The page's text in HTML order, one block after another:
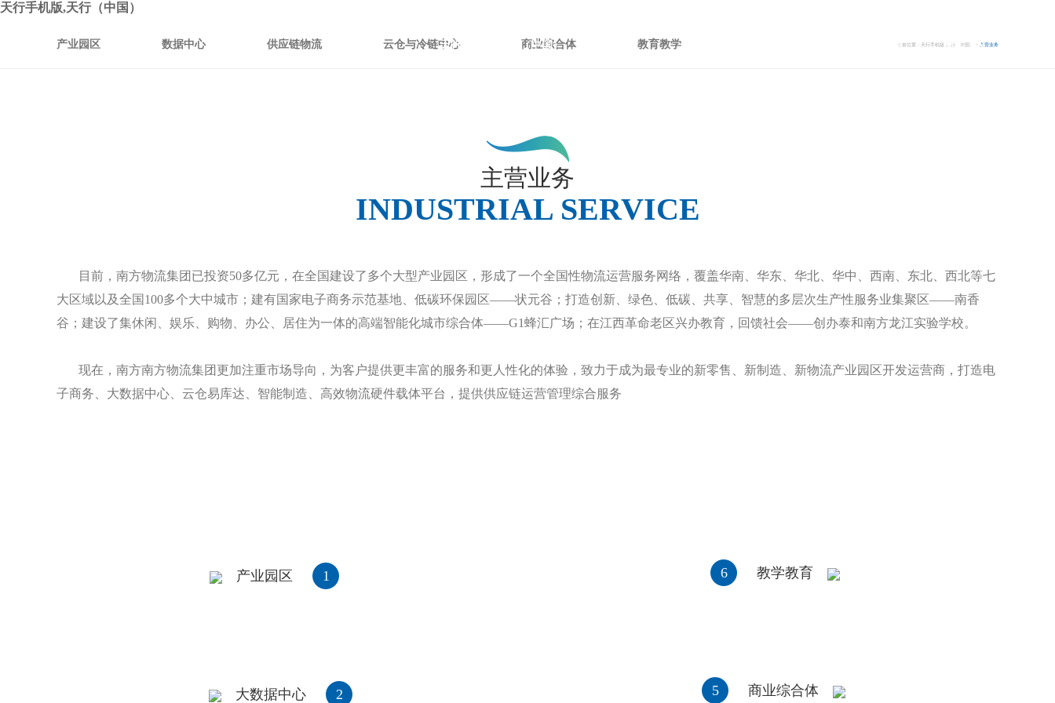
天行手机版,天行（中国）
天行手机版,天行（中国） 产业展望 EN
产业园区 数据中心 供应链物流 云仓与冷链中心 商业综合体 教育教学 当前位置： 天行手机版,天行（中国） > 主营业务
主营业务
INDUSTRIAL SERVICE
目前，南方物流集团已投资50多亿元，在全国建设了多个大型产业园区，形成了一个全国性物流运营服务网络，覆盖华南、华东、华北、华中、西南、东北、西北等七
大区域以及全国100多个大中城市；建有国家电子商务示范基地、低碳环保园区——状元谷；打造创新、绿色、低碳、共享、智慧的多层次生产性服务业集聚区——南香
谷；建设了集休闲、娱乐、购物、办公、居住为一体的高端智能化城市综合体——G1蜂汇广场；在江西革命老区兴办教育，回馈社会——创办泰和南方龙江实验学校。
现在，南方南方物流集团更加注重市场导向，为客户提供更丰富的服务和更人性化的体验，致力于成为最专业的新零售、新制造、新物流产业园区开发运营商，打造电
子商务、大数据中心、云仓易库达、智能制造、高效物流硬件载体平台，提供供应链运营管理综合服务
产业园区 1
大数据中心 2 5 商业综合体
6 教学教育